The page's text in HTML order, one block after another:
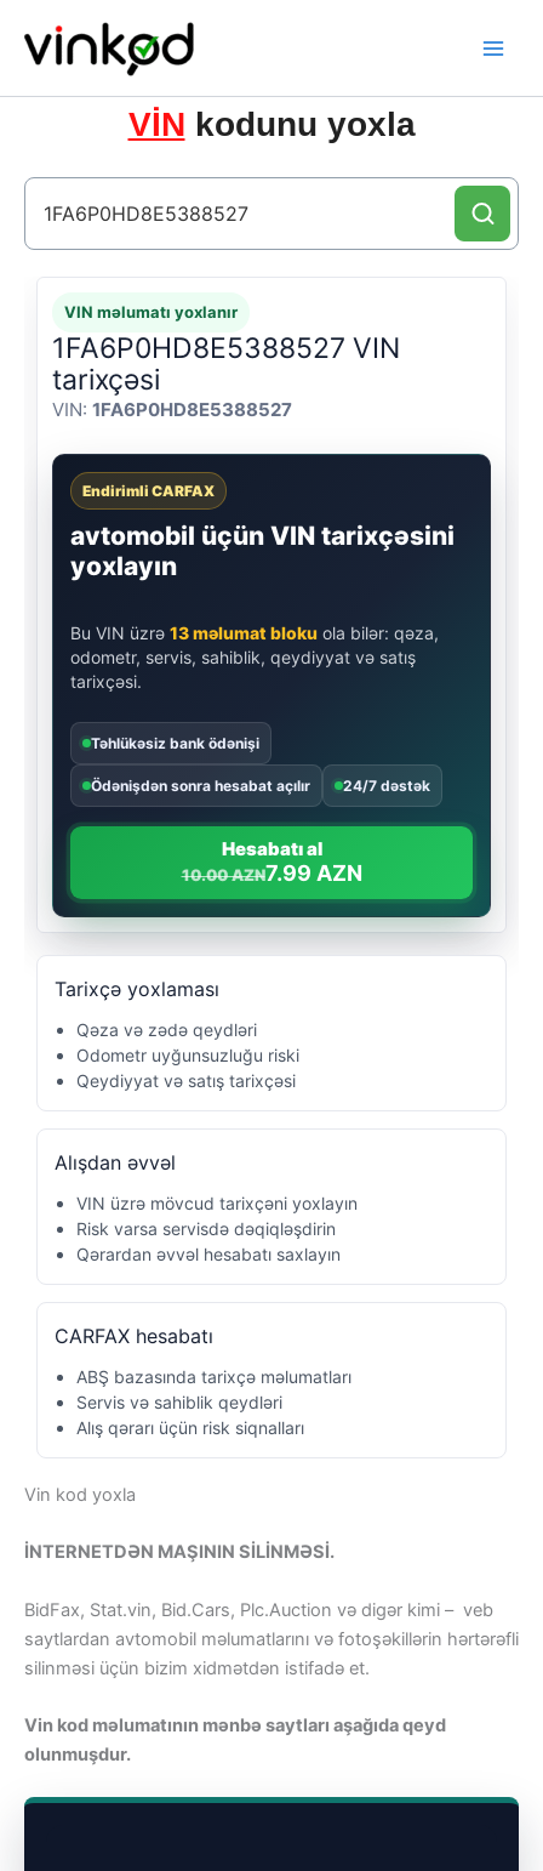
content
VİN kodunu yoxla
VIN məlumatı yoxlanır
1FA6P0HD8E5388527 VIN
tarixçəsi
VIN: 1FA6P0HD8E5388527
Endirimli CARFAX
avtomobil üçün VIN tarixçəsini
yoxlayın
Bu VIN üzrə 13 məlumat bloku ola bilər: qəza,
odometr, servis, sahiblik, qeydiyyat və satış
tarixçəsi.
Təhlükəsiz bank ödənişi
Ödənişdən sonra hesabat açılır 24/7 dəstək
Hesabatı al
10.00 AZN7.99 AZN
Tarixçə yoxlaması
Qəza və zədə qeydləri
Odometr uyğunsuzluğu riski
Qeydiyyat və satış tarixçəsi
Alışdan əvvəl
VIN üzrə mövcud tarixçəni yoxlayın
Risk varsa servisdə dəqiqləşdirin
Qərardan əvvəl hesabatı saxlayın
CARFAX hesabatı
ABŞ bazasında tarixçə məlumatları
Servis və sahiblik qeydləri
Alış qərarı üçün risk siqnalları
Vin kod yoxla
İNTERNETDƏN MAŞININ SİLİNMƏSİ.
BidFax, Stat.vin, Bid.Cars, Plc.Auction və digər kimi – veb
saytlardan avtomobil məlumatlarını və fotoşəkillərin hərtərəfli
silinməsi üçün bizim xidmətdən istifadə et.
Vin kod məlumatının mənbə saytları aşağıda qeyd
olunmuşdur.